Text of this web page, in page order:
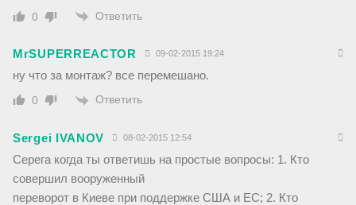
0 Ответить
MrSUPERREACTOR 09-02-2015 19:24
ну что за монтаж? все перемешано.
0 Ответить
Sergei IVANOV 08-02-2015 12:54
Серега когда ты ответишь на простые вопросы: 1. Кто
совершил вооруженный
переворот в Киеве при поддержке США и ЕС; 2. Кто